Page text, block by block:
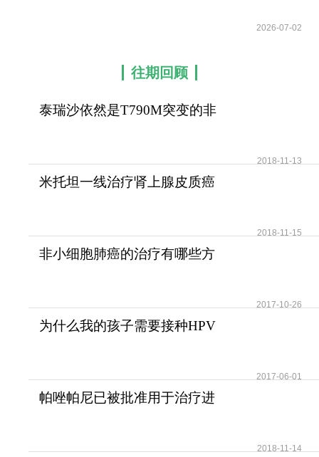
2026-07-02
往期回顾
泰瑞沙依然是T790M突变的非
2018-11-13
米托坦一线治疗肾上腺皮质癌
2018-11-15
非小细胞肺癌的治疗有哪些方
2017-10-26
为什么我的孩子需要接种HPV
2017-06-01
帕唑帕尼已被批准用于治疗进
2018-11-14